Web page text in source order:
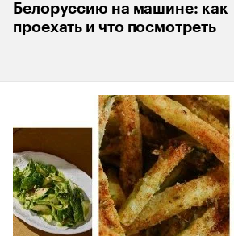
Белоруссию на машине: как
проехать и что посмотреть